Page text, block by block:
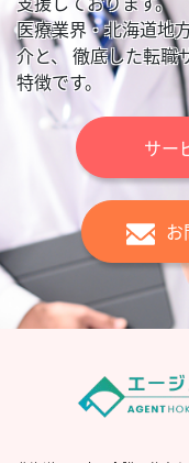
医療業界・北海道地
介と、 徹底した転職
特徴です。
サー
お